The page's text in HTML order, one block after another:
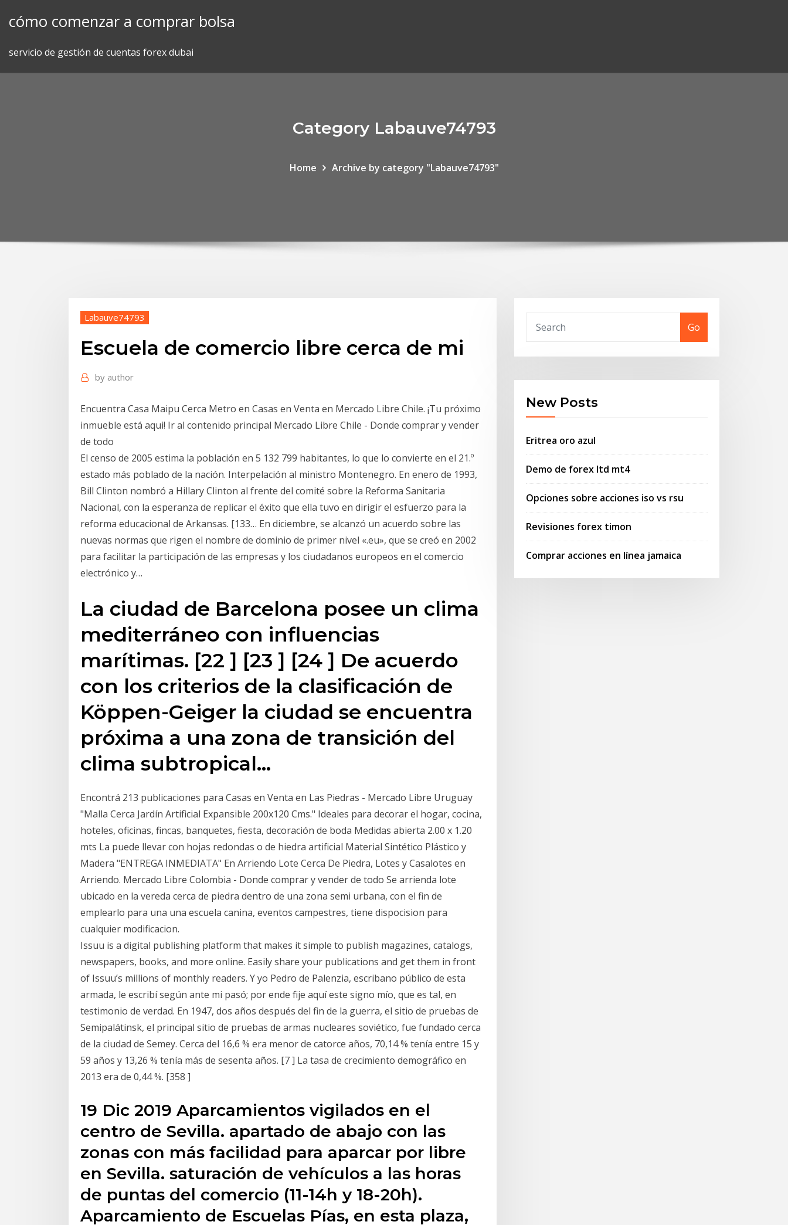
cómo comenzar a comprar bolsa
servicio de gestión de cuentas forex dubai
Category Labauve74793
Home Archive by category "Labauve74793"
Labauve74793
Escuela de comercio libre cerca de mi
by author
Encuentra Casa Maipu Cerca Metro en Casas en Venta en Mercado Libre Chile. ¡Tu próximo
inmueble está aqui! Ir al contenido principal Mercado Libre Chile - Donde comprar y vender
de todo
El censo de 2005 estima la población en 5 132 799 habitantes, lo que lo convierte en el 21.º
estado más poblado de la nación. Interpelación al ministro Montenegro. En enero de 1993,
Bill Clinton nombró a Hillary Clinton al frente del comité sobre la Reforma Sanitaria
Nacional, con la esperanza de replicar el éxito que ella tuvo en dirigir el esfuerzo para la
reforma educacional de Arkansas. [133… En diciembre, se alcanzó un acuerdo sobre las
nuevas normas que rigen el nombre de dominio de primer nivel «.eu», que se creó en 2002
para facilitar la participación de las empresas y los ciudadanos europeos en el comercio
electrónico y…
La ciudad de Barcelona posee un clima
mediterráneo con influencias
marítimas. [22 ] [23 ] [24 ] De acuerdo
con los criterios de la clasificación de
Köppen-Geiger la ciudad se encuentra
próxima a una zona de transición del
clima subtropical…
Encontrá 213 publicaciones para Casas en Venta en Las Piedras - Mercado Libre Uruguay
"Malla Cerca Jardín Artificial Expansible 200x120 Cms." Ideales para decorar el hogar, cocina,
hoteles, oficinas, fincas, banquetes, fiesta, decoración de boda Medidas abierta 2.00 x 1.20
mts La puede llevar con hojas redondas o de hiedra artificial Material Sintético Plástico y
Madera "ENTREGA INMEDIATA" En Arriendo Lote Cerca De Piedra, Lotes y Casalotes en
Arriendo. Mercado Libre Colombia - Donde comprar y vender de todo Se arrienda lote
ubicado en la vereda cerca de piedra dentro de una zona semi urbana, con el fin de
emplearlo para una una escuela canina, eventos campestres, tiene dispocision para
cualquier modificacion.
Issuu is a digital publishing platform that makes it simple to publish magazines, catalogs,
newspapers, books, and more online. Easily share your publications and get them in front
of Issuu’s millions of monthly readers. Y yo Pedro de Palenzia, escribano público de esta
armada, le escribí según ante mi pasó; por ende fije aquí este signo mío, que es tal, en
testimonio de verdad. En 1947, dos años después del fin de la guerra, el sitio de pruebas de
Semipalátinsk, el principal sitio de pruebas de armas nucleares soviético, fue fundado cerca
de la ciudad de Semey. Cerca del 16,6 % era menor de catorce años, 70,14 % tenía entre 15 y
59 años y 13,26 % tenía más de sesenta años. [7 ] La tasa de crecimiento demográfico en
2013 era de 0,44 %. [358 ]
19 Dic 2019 Aparcamientos vigilados en el
centro de Sevilla. apartado de abajo con las
zonas con más facilidad para aparcar por libre
en Sevilla. saturación de vehículos a las horas
de puntas del comercio (11-14h y 18-20h).
Aparcamiento de Escuelas Pías, en esta plaza,
Go
New Posts
Eritrea oro azul
Demo de forex ltd mt4
Opciones sobre acciones iso vs rsu
Revisiones forex timon
Comprar acciones en línea jamaica